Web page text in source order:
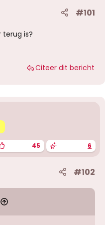
#101
terug is?
Citeer dit bericht
45 6
#102